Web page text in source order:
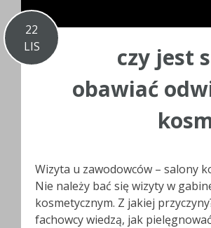
22
LIS
czy jest
obawiać
Wizyta u zawodowców – salony
Nie należy bać się wizyty w
kosmetycznym. Z jakiej
fachowcy wiedzą, jak